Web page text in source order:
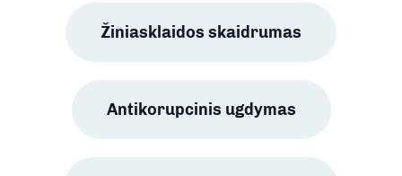
Žiniasklaidos skaidrumas
Antikorupcinis ugdymas